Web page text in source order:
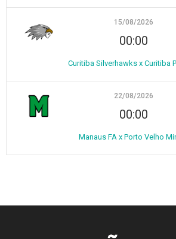
15/08/2026
00:00
Curitiba Silverhawks x Curitiba
22/08/2026
00:00
Manaus FA x Porto Velho